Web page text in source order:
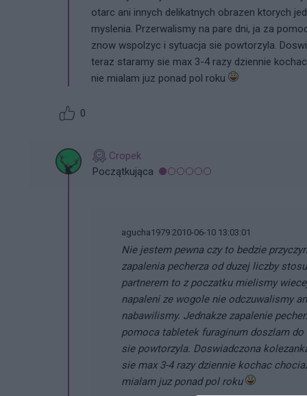
otarc ani innych delikatnych obrazen ktorych
myslenia. Przerwalismy na pare dni, ja za
znow wspolzyc i sytuacja sie powtorzyla.
teraz staramy sie max 3-4 razy dziennie
nie mialam juz ponad pol roku
0
Cropek
Początkująca
agucha1979 2010-06-10 13:03:01
Nie jestem pewna czy to bedzie
zapalenia pecherza od duzej liczby
partnerem to z poczatku mielismy
napaleni ze wogole nie odczuwalismy
nabawilismy. Jednakze zapalenie
pomoca tabletek furaginum doszlam
sie powtorzyla. Doswiadczona
sie max 3-4 razy dziennie kochac
mialam juz ponad pol roku